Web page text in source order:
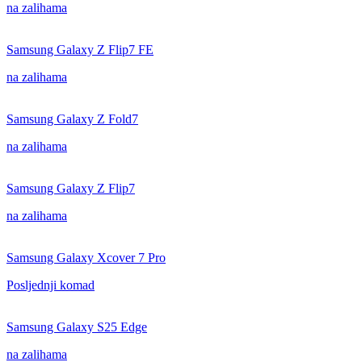
na zalihama
Samsung Galaxy Z Flip7 FE
na zalihama
Samsung Galaxy Z Fold7
na zalihama
Samsung Galaxy Z Flip7
na zalihama
Samsung Galaxy Xcover 7 Pro
Posljednji komad
Samsung Galaxy S25 Edge
na zalihama